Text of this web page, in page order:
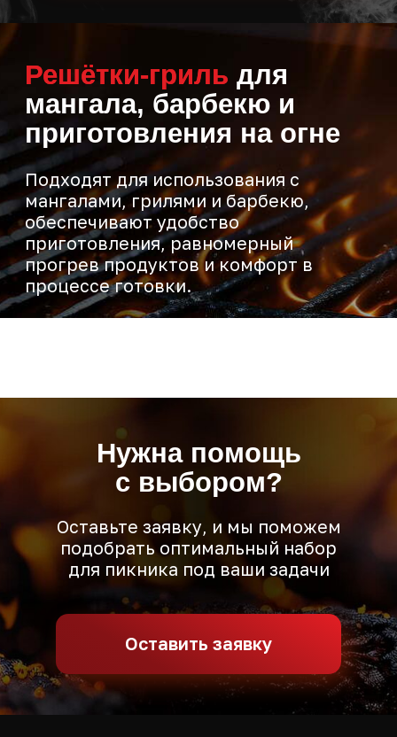
Подходят для использования с
прогрев продуктов и комфорт в
Оставьте заявку, и мы поможем
подобрать оптимальный набор
для пикника под ваши задачи
Нужна помощь
с выбором?
ПН-ЧТ с 9:00 до 18:00
Тверская область, город Тверь,
улица Шишкова, дом 116
ПТ с 9:00 до 17:00
ООО "Грилькофф"
ИНН 6952000140
ОГРН 1066950076951
Тверская область, город Тверь, улица
Шишкова, дом 116